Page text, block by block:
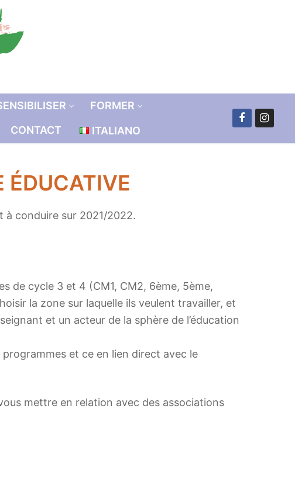
FORMER
CONTACT
ITALIANO
ÉDUCATIVE
à conduire sur 2021/2022.
de cycle 3 et 4 (CM1, CM2, 6ème, 5ème,
la zone sur laquelle ils veulent travailler, et
et un acteur de la sphère de l’éducation
et ce en lien direct avec le
mettre en relation avec des associations